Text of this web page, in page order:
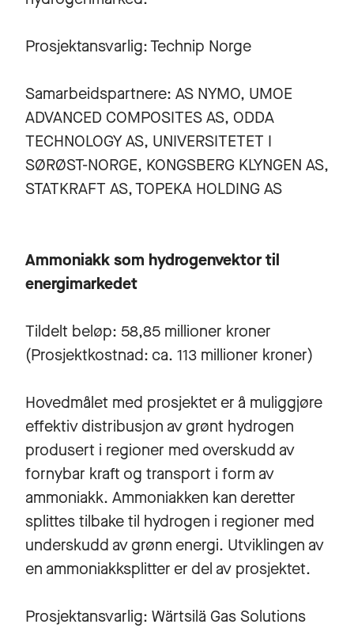
Prosjektansvarlig: Technip Norge
Samarbeidspartnere: AS NYMO, UMOE
ADVANCED COMPOSITES AS, ODDA
TECHNOLOGY AS, UNIVERSITETET I
SØRØST-NORGE, KONGSBERG KLYNGEN AS,
STATKRAFT AS, TOPEKA HOLDING AS
Ammoniakk som hydrogenvektor til
energimarkedet
Tildelt beløp: 58,85 millioner kroner
(Prosjektkostnad: ca. 113 millioner kroner)
Hovedmålet med prosjektet er å muliggjøre
effektiv distribusjon av grønt hydrogen
produsert i regioner med overskudd av
fornybar kraft og transport i form av
ammoniakk. Ammoniakken kan deretter
splittes tilbake til hydrogen i regioner med
underskudd av grønn energi. Utviklingen av
en ammoniakksplitter er del av prosjektet.
Prosjektansvarlig: Wärtsilä Gas Solutions